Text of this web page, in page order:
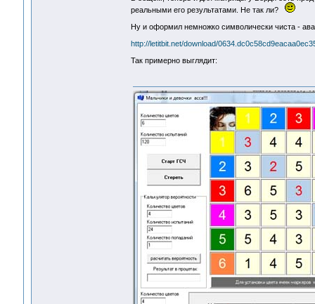
реальными его результатами. Не так ли?
Ну и оформил немножко символически чиста -
http://letitbit.net/download/
Так примерно выглядит: